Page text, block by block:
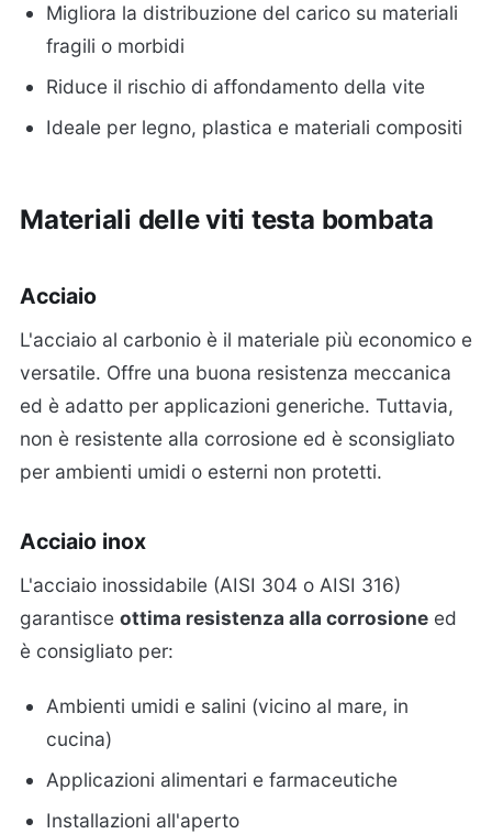
Migliora la distribuzione del carico su materiali
fragili o morbidi
Riduce il rischio di affondamento della vite
Ideale per legno, plastica e materiali compositi
Materiali delle viti testa bombata
Acciaio
L'acciaio al carbonio è il materiale più economico e
versatile. Offre una buona resistenza meccanica
ed è adatto per applicazioni generiche. Tuttavia,
non è resistente alla corrosione ed è sconsigliato
per ambienti umidi o esterni non protetti.
Acciaio inox
L'acciaio inossidabile (AISI 304 o AISI 316)
garantisce ottima resistenza alla corrosione ed
è consigliato per:
Ambienti umidi e salini (vicino al mare, in
cucina)
Applicazioni alimentari e farmaceutiche
Installazioni all'aperto